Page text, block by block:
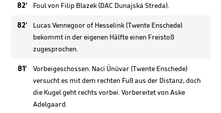
82' Foul von Filip Blazek (DAC Dunajská Streda).
82'
Lucas Vennegoor of Hesselink (Twente Enschede)
bekommt in der eigenen Hälfte einen Freistoß
zugesprochen.
81'
Vorbeigeschossen. Naci Ünüvar (Twente Enschede)
versucht es mit dem rechten Fuß aus der Distanz, doch
die Kugel geht rechts vorbei. Vorbereitet von Aske
Adelgaard.